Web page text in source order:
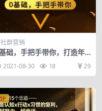
社群营销
础，手把手带你，打造年
2021-08-30 18 29